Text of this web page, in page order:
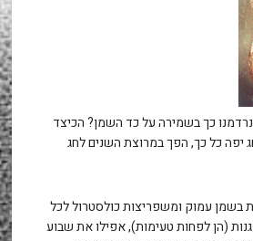
כך בשמירה על כד השמן? הכיצד
יפה כל כך, הפך במרוצת השנים לחג
בשמן עמוק ומשפריצות כולסטרול לכל
(הן לפחות טעימות), אפילו את שבוע